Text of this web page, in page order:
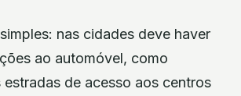
nas cidades deve haver
ao automóvel, como
estradas de acesso aos centros